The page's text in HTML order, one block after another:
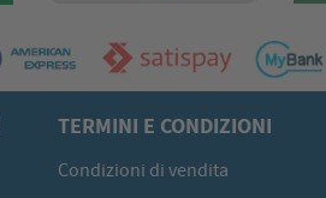
TERMINI E CONDIZIONI
Condizioni di vendita